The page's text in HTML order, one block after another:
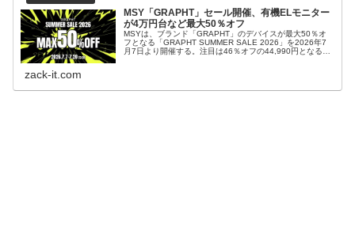
MSY「GRAPHT」セール開催、有機ELモニター
が4万円台など最大50％オフ
MSYは、ブランド「GRAPHT」のデバイスが最大50％オ
フとなる「GRAPHT SUMMER SALE 2026」を2026年7
月7日より開催する。注目は46％オフの44,990円となる27
zack-it.com